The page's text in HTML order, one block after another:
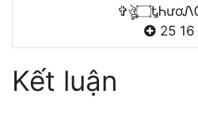
25 16
Kết luận